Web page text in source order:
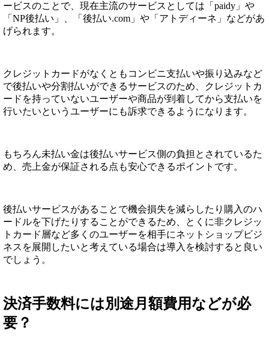
ービスのことで、現在主流のサービスとしては「paidy」や
「NP後払い」、「後払い.com」や「アトディーネ」などがあ
げられます。
クレジットカードがなくともコンビニ支払いや振り込みなど
で後払いや分割払いができるサービスのため、クレジットカ
ードを持っていないユーザーや商品が到着してから支払いを
行いたいというユーザーにも訴求できるようになります。
もちろん未払い金は後払いサービス側の負担とされているた
め、売上金が保証される点も安心できるポイントです。
後払いサービスがあることで機会損失を減らしたり購入のハ
ードルを下げたりすることができるため、とくに非クレジッ
トカード層など多くのユーザーを相手にネットショップビジ
ネスを展開したいと考えている場合は導入を検討すると良い
でしょう。
決済手数料には別途月額費用などが必
要？